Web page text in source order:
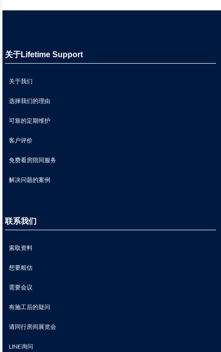
关于Lifetime Support
关于我们
选择我们的理由
可靠的定期维护
客户评价
免费看房陪同服务
解决问题的案例
联系我们
索取资料
想要粗估
需要会议
有施工后的疑问
请同行房间展览会
LINE询问